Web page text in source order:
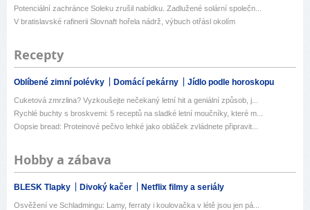
Potenciální zachránce Soleku zrušil nabídku. Zadlužené solární společn...
V bratislavské rafinerii Slovnaft hořela nádrž, výbuch otřásl okolím
Recepty
Oblíbené zimní polévky Domácí pekárny Jídlo podle horoskopu
Cuketová zmrzlina? Vyzkoušejte nečekaný letní hit a geniální způsob, j...
Rychlé buchty s broskvemi: 5 receptů na sladké letní moučníky, které m...
Oopsie bread: Proteinové pečivo lehké jako obláček zvládnete připravit...
Hobby a zábava
BLESK Tlapky Divoký kačer Netflix filmy a seriály
Osvěžení ve Schladmingu: Lamy, ferraty i koulovačka v létě jsou jen pá...